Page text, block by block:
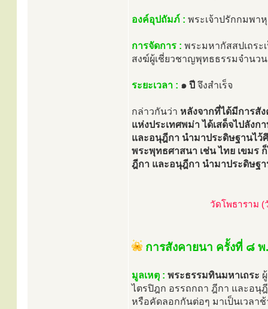
องค์อุปถัมภ์ : พระเจ้าปรักกมพาหุ
การจัดการ : พระมหากัสสปเถระ
สงฆ์ผู้เชี่ยวชาญพุทธธรรมจำนว
ระยะเวลา : ๑ ปี จึงสำเร็จ
กล่าวกันว่า หลังจากที่ได้มีการสั
แห่งประเทศพม่า ได้เสด็จไปลัง
และอนุฎีกา นำมาประดิษฐานไว้
พระพุทธศาสนา เช่น ไทย เขมร
ฎีกา และอนุฎีกา นำมาประดิษฐา
วัดโพธาราม (
การสังคายนา ครั้งที่ ๘
มูลเหตุ : พระธรรมทินมหาเถระ
ไตรปิฎก อรรถกถา ฎีกา และอนุ
หรือคัดลอกกันต่อๆ มาเป็นเวลา